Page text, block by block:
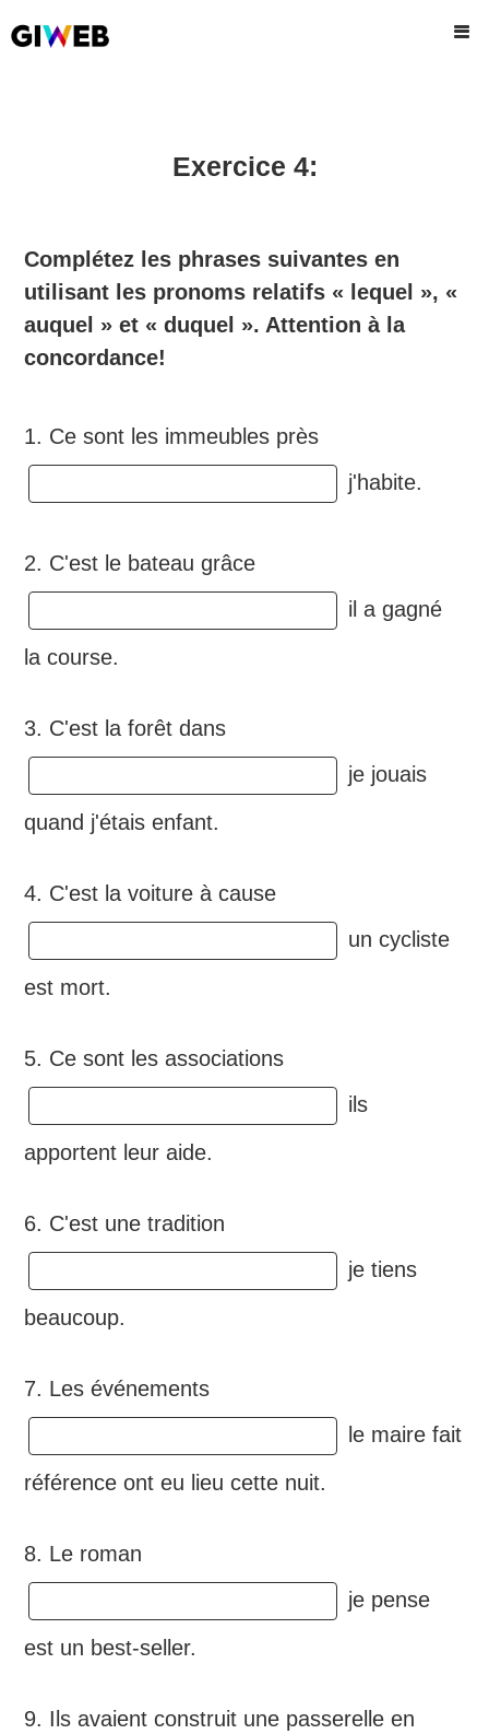
Exercice 4:
Complétez les phrases suivantes en
utilisant les pronoms relatifs « lequel », «
auquel » et « duquel ». Attention à la
concordance!
1. Ce sont les immeubles près
j'habite.
2. C'est le bateau grâce
il a gagné
la course.
3. C'est la forêt dans
je jouais
quand j'étais enfant.
4. C'est la voiture à cause
un cycliste
est mort.
5. Ce sont les associations
ils
apportent leur aide.
6. C'est une tradition
je tiens
beaucoup.
7. Les événements
le maire fait
référence ont eu lieu cette nuit.
8. Le roman
je pense
est un best-seller.
9. Ils avaient construit une passerelle en